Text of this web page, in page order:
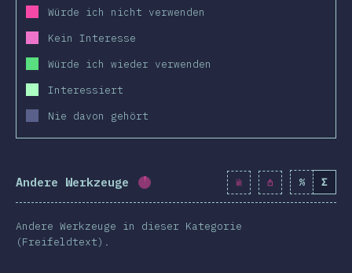
Würde ich nicht verwenden
Kein Interesse
Würde ich wieder verwenden
Interessiert
Nie davon gehört
Andere Werkzeuge Fortschritt: 3.4 (394 )% Σ
Andere Werkzeuge in dieser Kategorie
(Freifeldtext).